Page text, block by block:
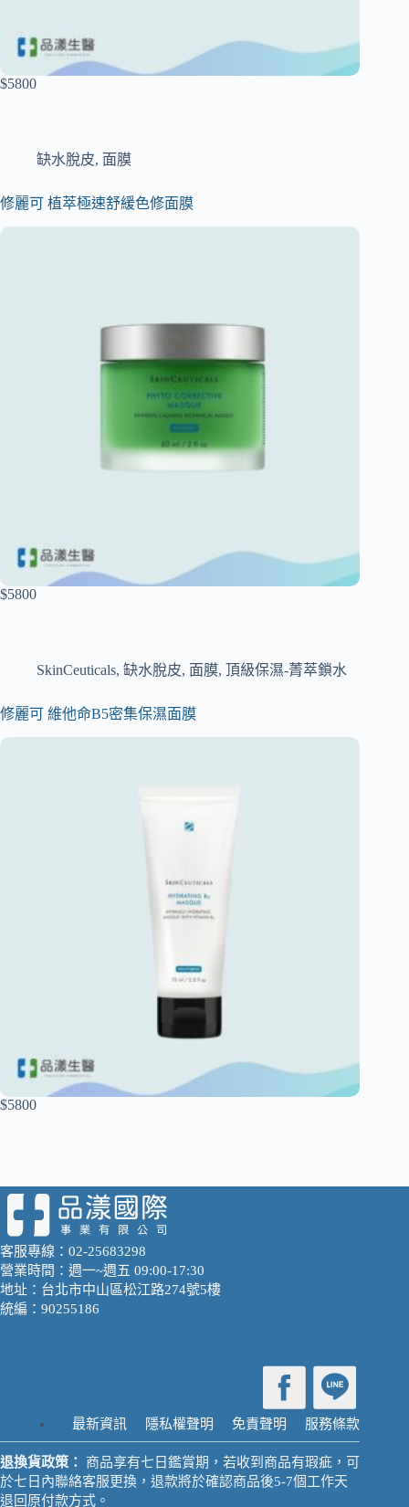
$5800
缺水脫皮, 面膜
修麗可 植萃極速舒緩色修面膜
$5800
SkinCeuticals, 缺水脫皮, 面膜, 頂級保濕-菁萃鎖水
修麗可 維他命B5密集保濕面膜
$5800
客服專線：02-25683298
營業時間：週一~週五 09:00-17:30
地址：台北市中山區松江路274號5樓
統編：90255186
服務條款
免責聲明
隱私權聲明
最新資訊
退換貨政策：
商品享有七日鑑賞期，若收到商品有瑕疵，可
於七日內聯絡客服更換，退款將於確認商品後5-7個工作天
退回原付款方式。